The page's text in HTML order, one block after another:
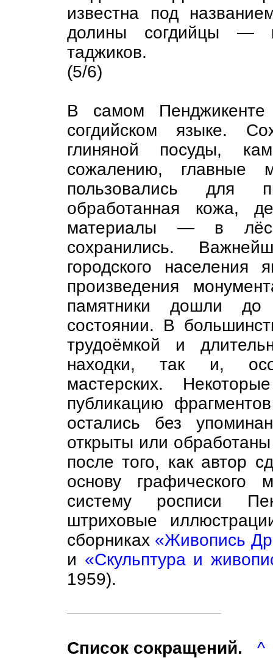
известна под
долины согдийцы —
таджиков.
(5/6)
В самом
согдийском языке.
глиняной посуды,
сожалению, главные
пользовались для
обработанная кожа,
материалы — в
сохранились.
городского населения
произведения
памятники дошли
состоянии. В
трудоёмкой и
находки, так и,
мастерских.
публикацию
остались без
открыты или
после того, как автор
основу графического
систему росписи
штриховые
сборниках «Живопись
и «Скульптура и
1959).
Список сокращений. ^